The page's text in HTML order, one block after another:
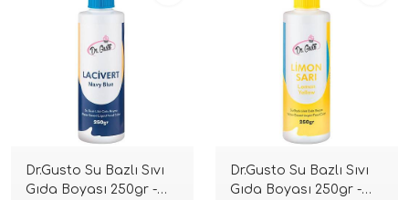
Dr.Gusto Su Bazlı Sıvı
Gıda Boyası 250gr -
Dr.Gusto Su Bazlı Sıvı
Gıda Boyası 250gr -